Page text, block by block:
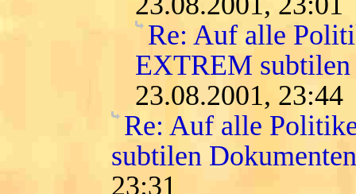
Re: Auf alle
EXTREM
23.08.2001, 23:44
Re: Auf alle
subtilen
23:31